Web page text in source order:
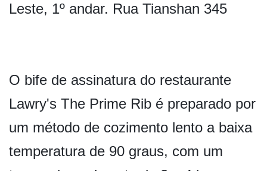
Leste, 1º andar. Rua Tianshan 345
O bife de assinatura do restaurante
Lawry's The Prime Rib é preparado por
um método de cozimento lento a baixa
temperatura de 90 graus, com um